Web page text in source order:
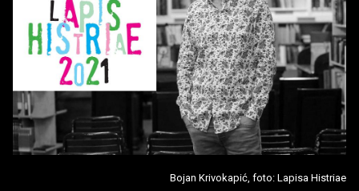
Bojan Krivokapić, foto: Lapisa Histriae